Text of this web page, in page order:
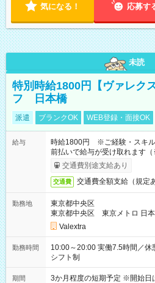
気になる！ 応募す
未読
特別時給1800円【ヴァレク
フ 日本橋
派遣 ブランクOK WEB登録・面接OK
給与
時給1800円 ※ご経験・スキル
前払いで給与が受け取れます
交通費別途支給あり
交通費 交通費全額支給（規定
勤務地
東京都中央区
東京都中央区 東京メトロ 日本
Valextra
勤務時間
10:00～20:00 実働7.5時間／休憩1.5時間 営業時間に合わせた
シフト制
期間 3か月程度の短期予定 ※開始日